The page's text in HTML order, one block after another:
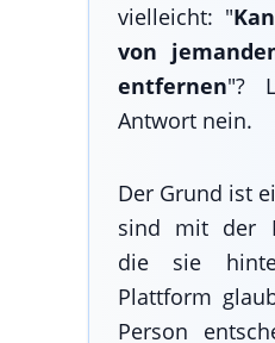
vielleicht: "
von
entfernen"?
Antwort nein.
Der Grund ist
sind mit der
die sie
Plattform
Person